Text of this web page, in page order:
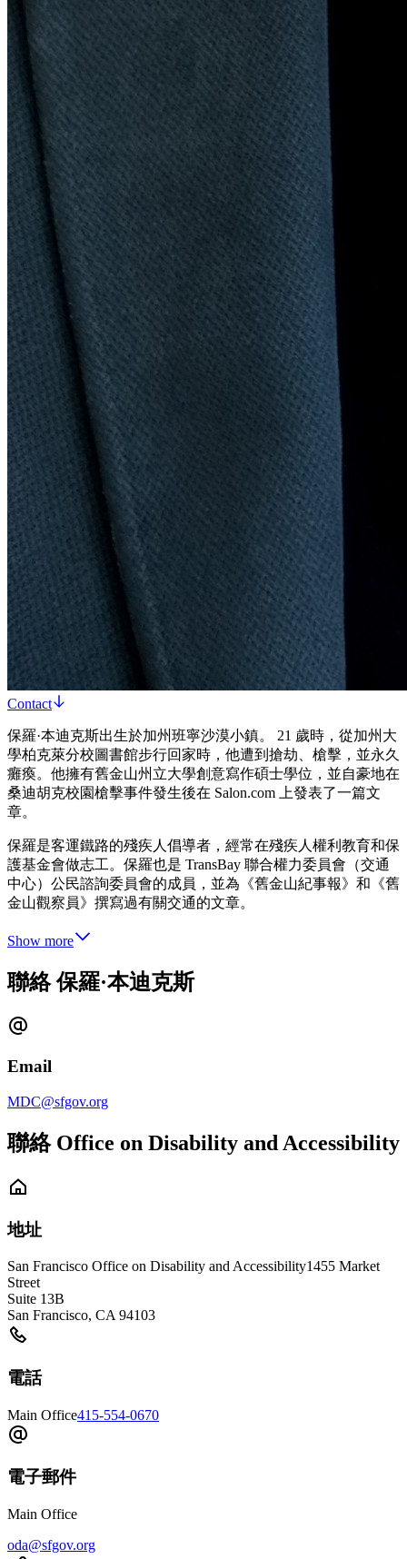
Contact
保羅·本迪克斯出生於加州班寧沙漠小鎮。 21 歲時，從加州大
學柏克萊分校圖書館步行回家時，他遭到搶劫、槍擊，並永久
癱瘓。他擁有舊金山州立大學創意寫作碩士學位，並自豪地在
桑迪胡克校園槍擊事件發生後在 Salon.com 上發表了一篇文
章。
保羅是客運鐵路的殘疾人倡導者，經常在殘疾人權利教育和保
護基金會做志工。保羅也是 TransBay 聯合權力委員會（交通
中心）公民諮詢委員會的成員，並為《舊金山紀事報》和《舊
金山觀察員》撰寫過有關交通的文章。
Show more
聯絡 保羅·本迪克斯
Email
MDC@sfgov.org
聯絡 Office on Disability and Accessibility
地址
San Francisco Office on Disability and Accessibility1455 Market
Street
Suite 13B
San Francisco, CA 94103
電話
Main Office415-554-0670
電子郵件
Main Office
oda@sfgov.org